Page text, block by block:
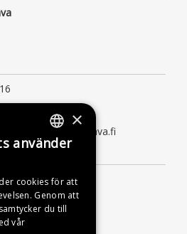
asiakaspalvelu@otava.fi
FINNISH
ENGLISH
×
använder
cookies för att
Genom att
du till
vår